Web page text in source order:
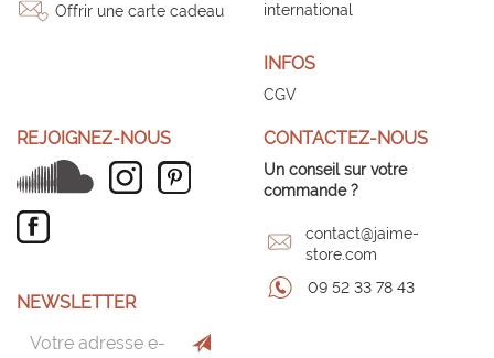
Offrir une carte cadeau
international
INFOS
CGV
REJOIGNEZ-NOUS
NEWSLETTER
CONTACTEZ-NOUS
Un conseil sur votre
commande ?
contact@jaime-
store.com
09 52 33 78 43